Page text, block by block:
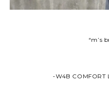
“m’s
-W4B COMFORT